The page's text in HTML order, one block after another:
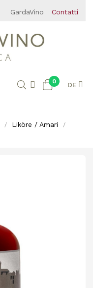
GardaVino Contatti
0 DE
Liköre / Amari